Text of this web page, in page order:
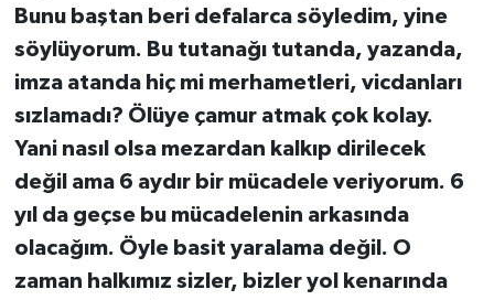
Bunu baştan beri defalarca söyledim, yine
söylüyorum. Bu tutanağı tutanda, yazanda,
imza atanda hiç mi merhametleri, vicdanları
sızlamadı? Ölüye çamur atmak çok kolay.
Yani nasıl olsa mezardan kalkıp dirilecek
değil ama 6 aydır bir mücadele veriyorum. 6
yıl da geçse bu mücadelenin arkasında
olacağım. Öyle basit yaralama değil. O
zaman halkımız sizler, bizler yol kenarında